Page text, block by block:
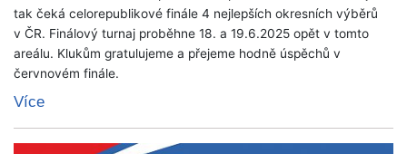
tak čeká celorepublikové finále 4 nejlepších okresních výběrů
v ČR. Finálový turnaj proběhne 18. a 19.6.2025 opět v tomto
areálu. Klukům gratulujeme a přejeme hodně úspěchů v
červnovém finále.
Více